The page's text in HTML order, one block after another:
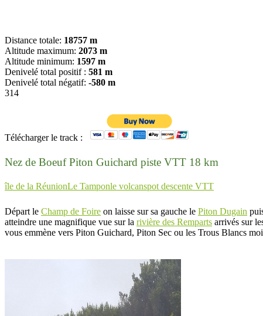
Distance totale: 18757 m
Altitude maximum: 2073 m
Altitude minimum: 1597 m
Denivelé total positif : 581 m
Denivelé total négatif: -580 m
314
Télécharger le track :
Nez de Boeuf Piton Guichard piste VTT 18 km
île de la RéunionLe Tamponle volcanspot descente VTT
Départ le Champ de Foire on laisse sur sa gauche le Piton Dugain
atteindre une magnifique vue sur la rivière des Remparts arrivés sur
vous emmène vers Piton Guichard, Piton Sec ou les Trous Blancs